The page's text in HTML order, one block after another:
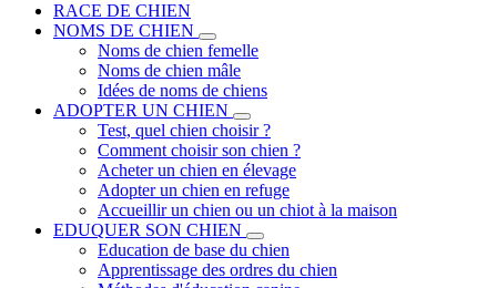
RACE DE CHIEN
NOMS DE CHIEN
Noms de chien femelle
Noms de chien mâle
Idées de noms de chiens
ADOPTER UN CHIEN
Test, quel chien choisir ?
Comment choisir son chien ?
Acheter un chien en élevage
Adopter un chien en refuge
Accueillir un chien ou un chiot à la maison
EDUQUER SON CHIEN
Education de base du chien
Apprentissage des ordres du chien